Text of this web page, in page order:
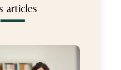
articles